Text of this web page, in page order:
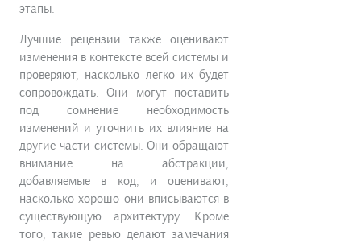
этапы.
Лучшие рецензии также оценивают
изменения в контексте всей системы и
проверяют, насколько легко их будет
сопровождать. Они могут поставить
под сомнение необходимость
изменений и уточнить их влияние на
другие части системы. Они обращают
внимание на абстракции,
добавляемые в код, и оценивают,
насколько хорошо они вписываются в
существующую архитектуру. Кроме
того, такие ревью делают замечания